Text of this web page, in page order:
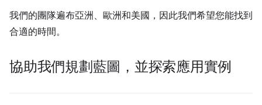
我們的團隊遍布亞洲、歐洲和美國，因此我們希望您能找到
合適的時間。
協助我們規劃藍圖，並探索應用實例